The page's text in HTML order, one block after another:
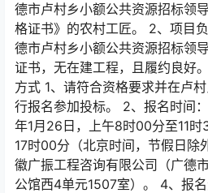
德市卢村乡小额公共资源招标领
格证书》的农村工匠。 2、项目
德市卢村乡小额公共资源招标领
证书，无在建工程，且履约良好
方式 1、请符合资格要求并在卢
行报名参加投标。 2、报名时间
年1月26日，上午8时00分至11
17时00分（北京时间，节假日除
徽广振工程咨询有限公司（广德
公馆西4单元1507室）。 4、报